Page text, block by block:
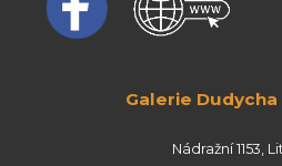
Galerie Dudycha
Nádražní 1153,